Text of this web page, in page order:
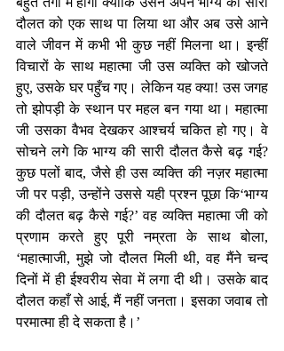
दौलत को एक साथ पा लिया था और अब उसे आने
वाले जीवन में कभी भी कुछ नहीं मिलना था। इन्हीं
विचारों के साथ महात्मा जी उस व्यक्ति को खोजते
हुए, उसके घर पहुँच गए। लेकिन यह क्या! उस जगह
तो झोपड़ी के स्थान पर महल बन गया था। महात्मा
जी उसका वैभव देखकर आश्चर्य चकित हो गए। वे
सोचने लगे कि भाग्य की सारी दौलत कैसे बढ़ गई?
कुछ पलों बाद, जैसे ही उस व्यक्ति की नज़र महात्मा
जी पर पड़ी, उन्होंने उससे यही प्रश्न पूछा कि‘भाग्य
की दौलत बढ़ कैसे गई?’ वह व्यक्ति महात्मा जी को
प्रणाम करते हुए पूरी नम्रता के साथ बोला,
‘महात्माजी, मुझे जो दौलत मिली थी, वह मैंने चन्द
दिनों में ही ईश्वरीय सेवा में लगा दी थी। उसके बाद
दौलत कहाँ से आई, मैं नहीं जनता। इसका जवाब तो
परमात्मा ही दे सकता है।’